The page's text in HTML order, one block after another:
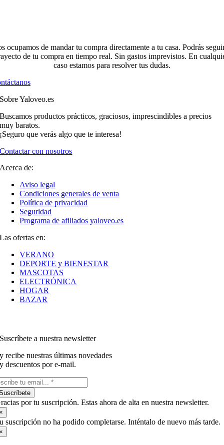
ocupamos de mandar tu compra directamente a tu casa. Podrás
de tu compra en tiempo real. Sin gastos imprevistos. En
caso estamos para resolver tus dudas.
Sobre Yaloveo.es
Buscamos productos prácticos, graciosos, imprescindibles a precios
muy baratos.
¡Seguro que verás algo que te interesa!
Contactar con nosotros
Acerca de:
Aviso legal
Condiciones generales de venta
Política de privacidad
Seguridad
Programa de afiliados yaloveo.es
Las ofertas en:
VERANO
DEPORTE y BIENESTAR
MASCOTAS
ELECTRÓNICA
HOGAR
BAZAR
Suscríbete a nuestra newsletter
y recibe nuestras últimas novedades
y descuentos por e-mail.
por tu suscripción. Estas ahora de alta en nuestra newsletter.
suscripción no ha podido completarse. Inténtalo de nuevo más tarde.